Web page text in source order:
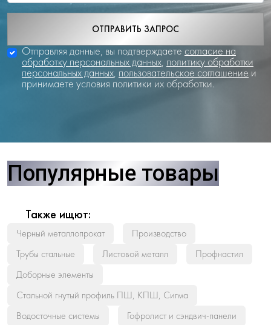
ОТПРАВИТЬ ЗАПРОС
Отправляя данные, вы подтверждаете согласие на
обработку персональных данных, политику обработки
персональных данных, пользовательское соглашение и
принимаете условия политики их обработки.
Популярные товары
Также ищют:
Черный металлопрокат
Производство
Трубы стальные
Листовой металл
Профнастил
Доборные элементы
Стальной гнутый профиль ПШ, КПШ, Сигма
Водосточные системы
Гофролист и сэндвич-панели